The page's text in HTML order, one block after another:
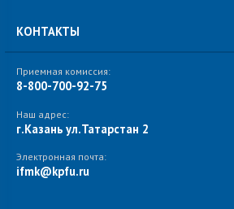
КОНТАКТЫ
Приемная комиссия:
8-800-700-92-75
Наш адрес:
г.Казань ул.Татарстан 2
Электронная почта:
ifmk@kpfu.ru